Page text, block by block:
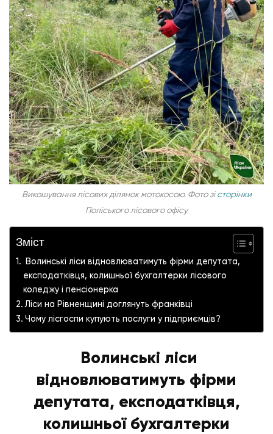
Викошування лісових ділянок мотокосою. Фото зісторінки
Поліського лісового офісу
Зміст
Волинські ліси відновлюватимуть фірми депутата,
експодатківця, колишньої бухгалтерки лісового
коледжу і пенсіонерка
Ліси на Рівненщині доглянуть франківці
Чому лісгоспи купують послуги у підприємців?
Волинські ліси
відновлюватимуть фірми
депутата, експодатківця,
колишньої бухгалтерки